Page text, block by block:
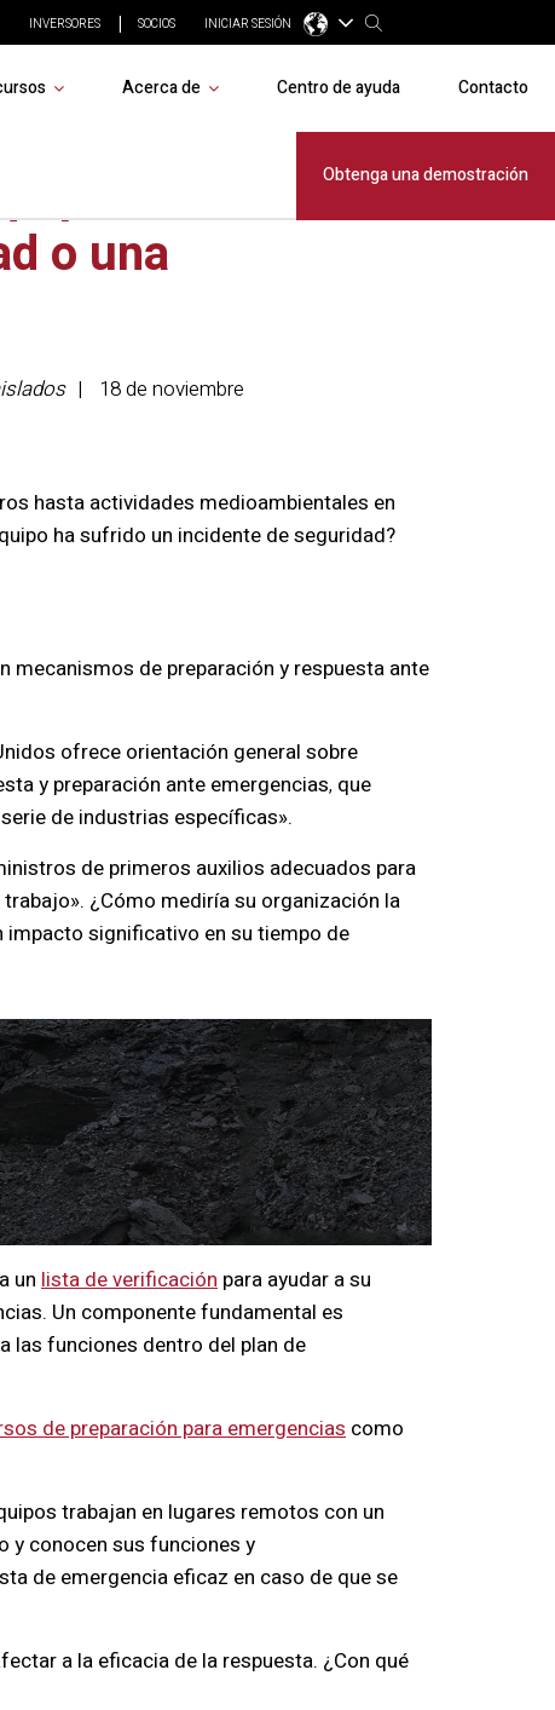
INVERSORES SOCIOS INICIAR SESIÓN
Acerca de Centro de ayuda Contacto
Obtenga una demostración
o una
18 de noviembre
hasta actividades medioambientales en
ha sufrido un incidente de seguridad?
mecanismos de preparación y respuesta ante
ofrece orientación general sobre
y preparación ante emergencias, que
de industrias específicas».
de primeros auxilios adecuados para
¿Cómo mediría su organización la
impacto significativo en su tiempo de
un lista de verificación para ayudar a su
Un componente fundamental es
las funciones dentro del plan de
de preparación para emergencias como
trabajan en lugares remotos con un
y conocen sus funciones y
de emergencia eficaz en caso de que se
a la eficacia de la respuesta. ¿Con qué